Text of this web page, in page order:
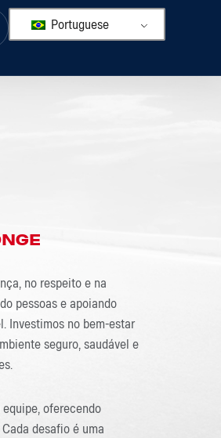
Portuguese
no respeito e na
pessoas e apoiando
Investimos no bem-estar
seguro, saudável e
oferecendo
desafio é uma